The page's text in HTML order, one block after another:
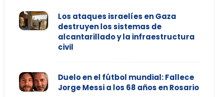
Los ataques israelíes en Gaza
destruyen los sistemas de
alcantarillado y la infraestructura
civil
Duelo en el fútbol mundial: Fallece
Jorge Messi a los 68 años en Rosario